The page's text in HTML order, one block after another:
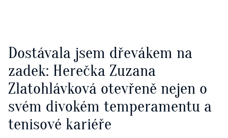
Dostávala jsem dřevákem na
zadek: Herečka Zuzana
Zlatohlávková otevřeně nejen o
svém divokém temperamentu a
tenisové kariéře